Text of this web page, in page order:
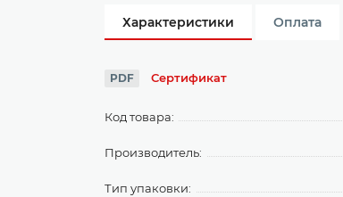
Характеристики Оплата
PDF Сертификат
Код товара:
Производитель:
Тип упаковки: